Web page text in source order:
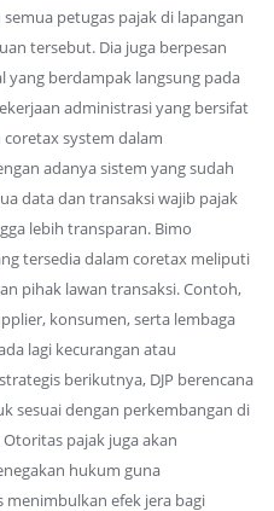
petugas pajak di lapangan
tersebut. Dia juga berpesan
yang berdampak langsung pada
administrasi yang bersifat
coretax system dalam
adanya sistem yang sudah
data dan transaksi wajib pajak
lebih transparan. Bimo
tersedia dalam coretax meliputi
pihak lawan transaksi. Contoh,
konsumen, serta lembaga
lagi kecurangan atau
berikutnya, DJP berencana
sesuai dengan perkembangan di
pajak juga akan
hukum guna
efek jera bagi